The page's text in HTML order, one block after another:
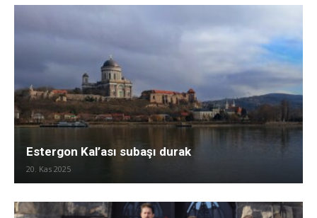
Estergon Kal’ası subaşı durak
20. Kas 2025